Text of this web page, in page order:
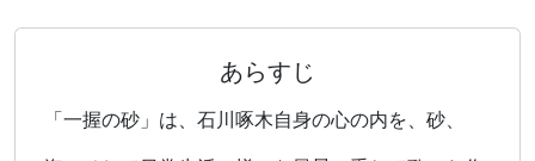
あらすじ
「一握の砂」は、石川啄木自身の心の内を、砂、